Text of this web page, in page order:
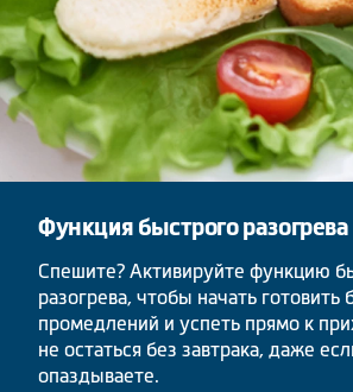
Функция быстрого
Спешите? Активируйте функцию
разогрева, чтобы начать готовить
промедлений и успеть прямо к
не остаться без завтрака, даже
опаздываете.